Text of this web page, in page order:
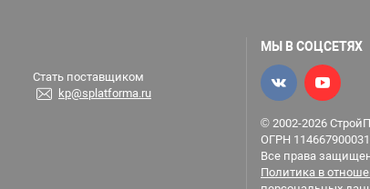
Стать поставщиком
kp@splatforma.ru
МЫ В СОЦСЕТЯХ
© 2002-2026
ОГРН
Все права
Политика в